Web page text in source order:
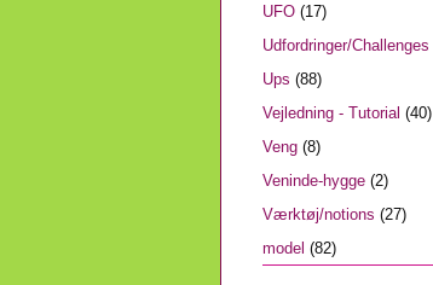
UFO (17)
Udfordringer/Challenges
Ups (88)
Vejledning - Tutorial (40)
Veng (8)
Veninde-hygge (2)
Værktøj/notions (27)
model (82)